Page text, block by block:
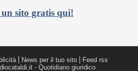
un sito gratis qui!
News per il tuo sito
Feed rss
- Quotidiano giuridico